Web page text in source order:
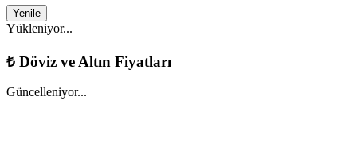
Yenile
Yükleniyor...
₺ Döviz ve Altın Fiyatları
Güncelleniyor...